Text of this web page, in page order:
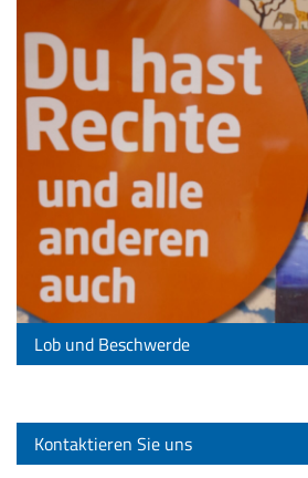
Lob und Beschwerde
Kontaktieren Sie uns